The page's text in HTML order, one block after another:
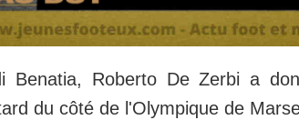
Benatia, Roberto De Zerbi a
du côté de l'Olympique de